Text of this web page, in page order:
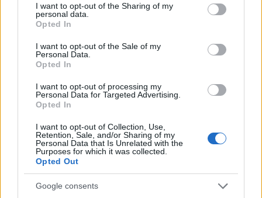
not limited to your visit or usage behaviour. You may click to
grant or deny consent to Google and its third-party tags to
use your data for below specified purposes in below Google
consent section.
I want to opt-out of the Sharing of my
personal data.
Opted In
I want to opt-out of the Sale of my
Personal Data.
Opted In
I want to opt-out of processing my
Personal Data for Targeted Advertising.
Opted In
I want to opt-out of Collection, Use,
Retention, Sale, and/or Sharing of my
Personal Data that Is Unrelated with the
Purposes for which it was collected.
Opted Out
Google consents
Σχόλια
Τραγωδία με 4χρονο αγόρι
που εστιάζουν οι
αστυνομικοί για τον πνιγμό
στην πισίνα
φτάνουν τα 80 χλμ/
«Red Code» σε 6
για κίνδυνο